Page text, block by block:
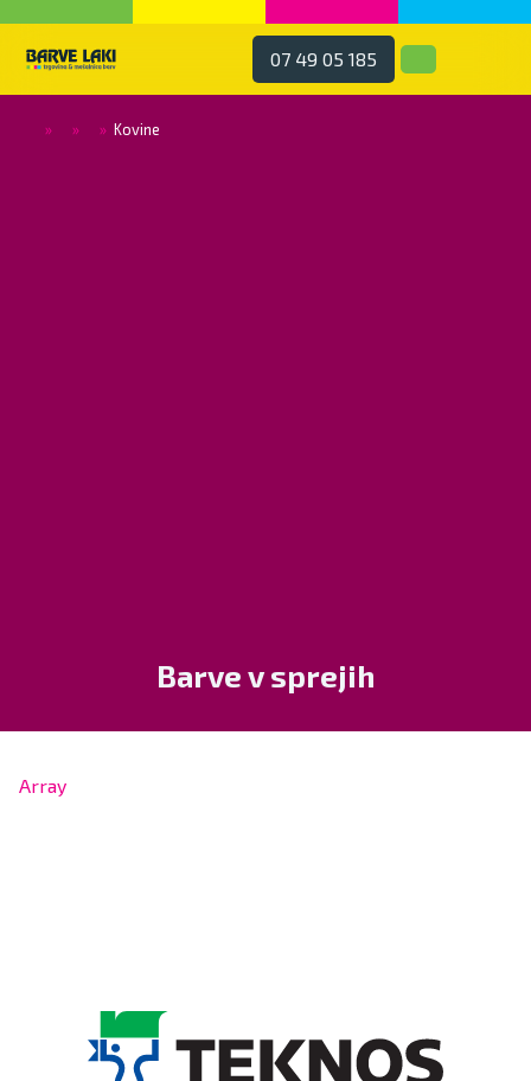
07 49 05 185
» » » Kovine
Barve v sprejih
Array